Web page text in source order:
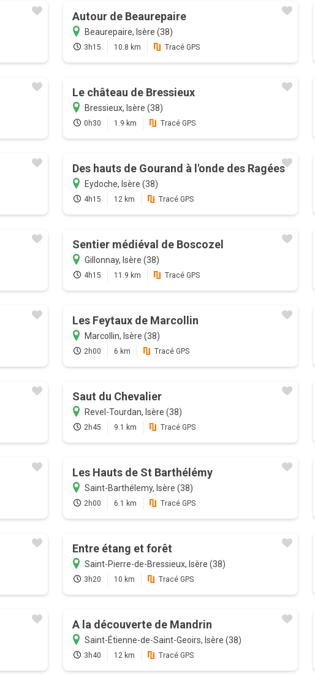
Autour de Beaurepaire
Beaurepaire, Isère (38)
3h15 10.8 km Tracé GPS
Le château de Bressieux
Bressieux, Isère (38)
0h30 1.9 km Tracé GPS
Des hauts de Gourand à l'onde des Ragées
Eydoche, Isère (38)
4h15 12 km Tracé GPS
Sentier médiéval de Boscozel
Gillonnay, Isère (38)
4h15 11.9 km Tracé GPS
Les Feytaux de Marcollin
Marcollin, Isère (38)
2h00 6 km Tracé GPS
Saut du Chevalier
Revel-Tourdan, Isère (38)
2h45 9.1 km Tracé GPS
Les Hauts de St Barthélémy
Saint-Barthélemy, Isère (38)
2h00 6.1 km Tracé GPS
Entre étang et forêt
Saint-Pierre-de-Bressieux, Isère (38)
3h20 10 km Tracé GPS
A la découverte de Mandrin
Saint-Étienne-de-Saint-Geoirs, Isère (38)
3h40 12 km Tracé GPS